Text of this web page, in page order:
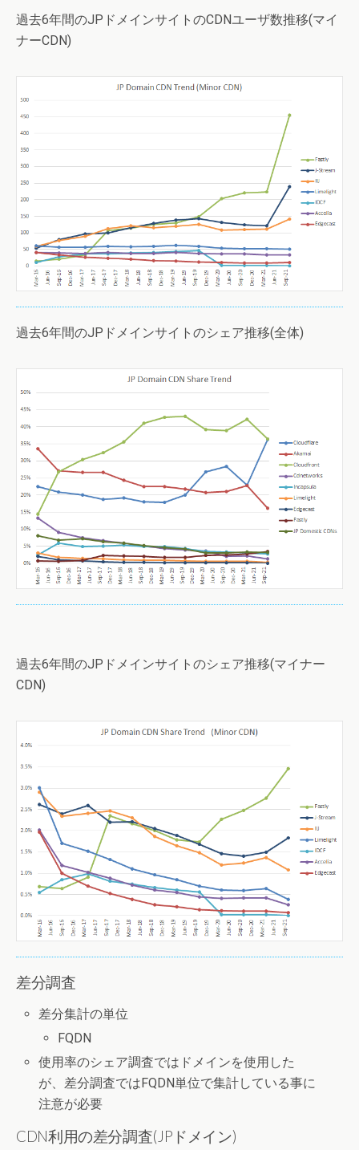
過去6年間のJPドメインサイトのCDNユーザ数推移(マイ
ナーCDN)
過去6年間のJPドメインサイトのシェア推移(全体)
過去6年間のJPドメインサイトのシェア推移(マイナー
CDN)
差分調査
差分集計の単位
FQDN
使用率のシェア調査ではドメインを使用した
が、差分調査ではFQDN単位で集計している事に
注意が必要
CDN利用の差分調査(JPドメイン)